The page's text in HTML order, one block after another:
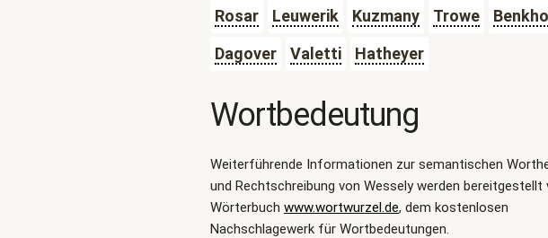
Rosar
Leuwerik Kuzmany Trowe
Dagover
Valetti Hatheyer
Wortbedeutung
Weiterführende Informationen zur semantischen
und Rechtschreibung von Wessely werden bereitgestellt
Wörterbuch www.wortwurzel.de, dem kostenlosen
Nachschlagewerk für Wortbedeutungen.